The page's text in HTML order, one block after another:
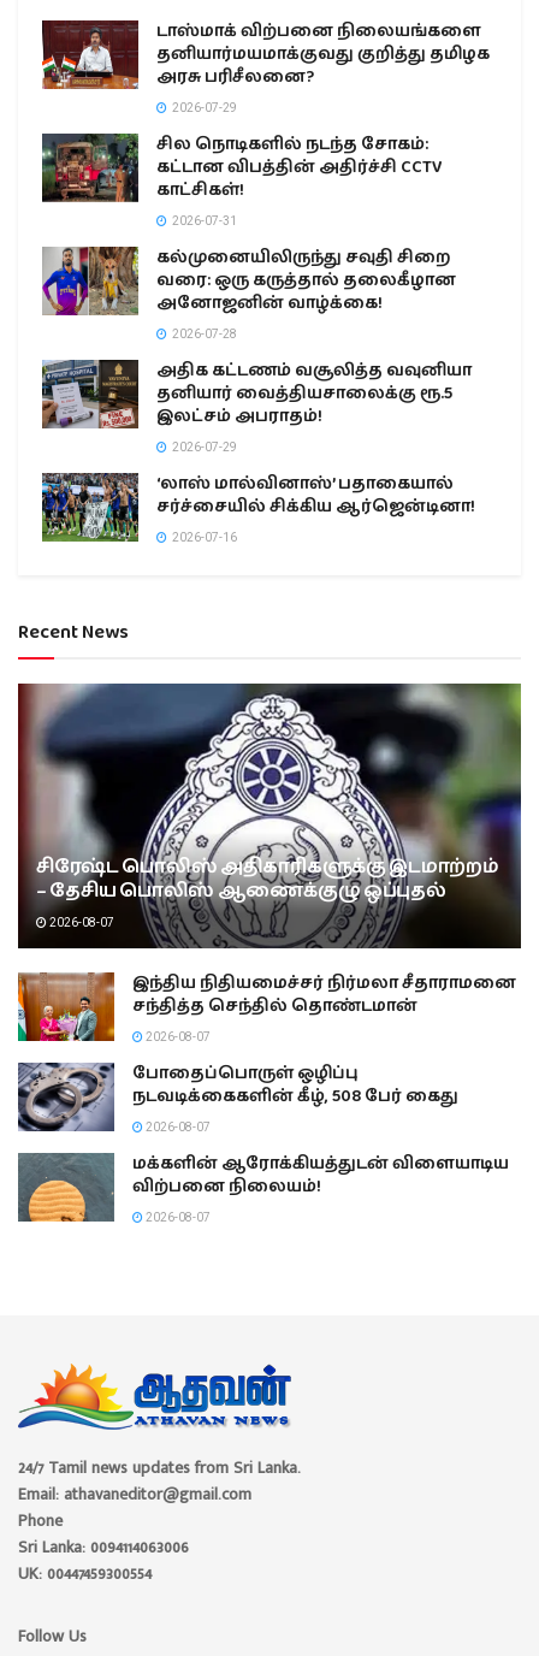
டாஸ்மாக் விற்பனை நிலையங்களை
தனியார்மயமாக்குவது குறித்து தமிழக
அரசு பரிசீலனை?
2026-07-29
சில நொடிகளில் நடந்த சோகம்:
கட்டான விபத்தின் அதிர்ச்சி CCTV
காட்சிகள்!
2026-07-31
கல்முனையிலிருந்து சவுதி சிறை
வரை: ஒரு கருத்தால் தலைகீழான
அனோஜனின் வாழ்க்கை!
2026-07-28
அதிக கட்டணம் வசூலித்த வவுனியா
தனியார் வைத்தியசாலைக்கு ரூ.5
இலட்சம் அபராதம்!
2026-07-29
‘லாஸ் மால்வினாஸ்’ பதாகையால்
சர்ச்சையில் சிக்கிய ஆர்ஜென்டினா!
2026-07-16
Recent News
சிரேஷ்ட பொலிஸ் அதிகாரிகளுக்கு இடமாற்றம்
– தேசிய பொலிஸ் ஆணைக்குழு ஒப்புதல்
2026-08-07
இந்திய நிதியமைச்சர் நிர்மலா சீதாராமனை
சந்தித்த செந்தில் தொண்டமான்
2026-08-07
போதைப்பொருள் ஒழிப்பு
நடவடிக்கைகளின் கீழ், 508 பேர் கைது
2026-08-07
மக்களின் ஆரோக்கியத்துடன் விளையாடிய
விற்பனை நிலையம்!
2026-08-07
24/7 Tamil news updates from Sri Lanka.
Email: athavaneditor@gmail.com
Phone
Sri Lanka: 0094114063006
UK: 00447459300554
Follow Us